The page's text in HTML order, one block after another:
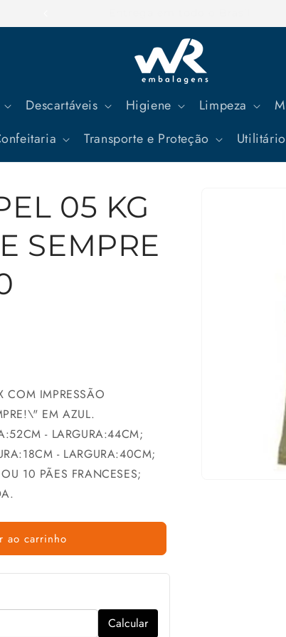
Descartáveis Higiene Limpeza
Transporte e Proteção
05 KG
SEMPRE
COM IMPRESSÃO
EM AZUL.
- LARGURA:44CM;
- LARGURA:40CM;
10 PÃES FRANCESES;
ao carrinho
Calcular